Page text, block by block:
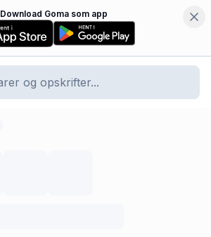
Download Goma som app